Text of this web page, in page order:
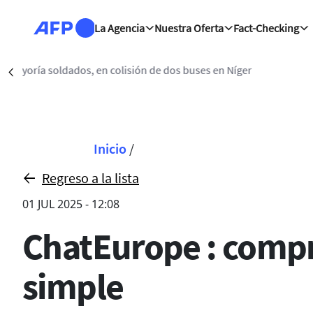
La Agencia
Nuestra Oferta Fact-Checking
Précédent
Sobrescribir
Inicio /
Regreso a la lista
01 JUL 2025 - 12:08
ChatEurope :
simple